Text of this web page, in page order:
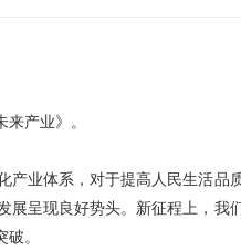
产业》。
产业体系，对于提高人民生活品
展呈现良好势头。新征程上，我
。